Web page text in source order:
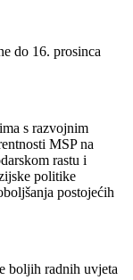
do 16. prosinca
s razvojnim
MSP na
rastu i
politike
postojećih
boljih radnih uvjeta